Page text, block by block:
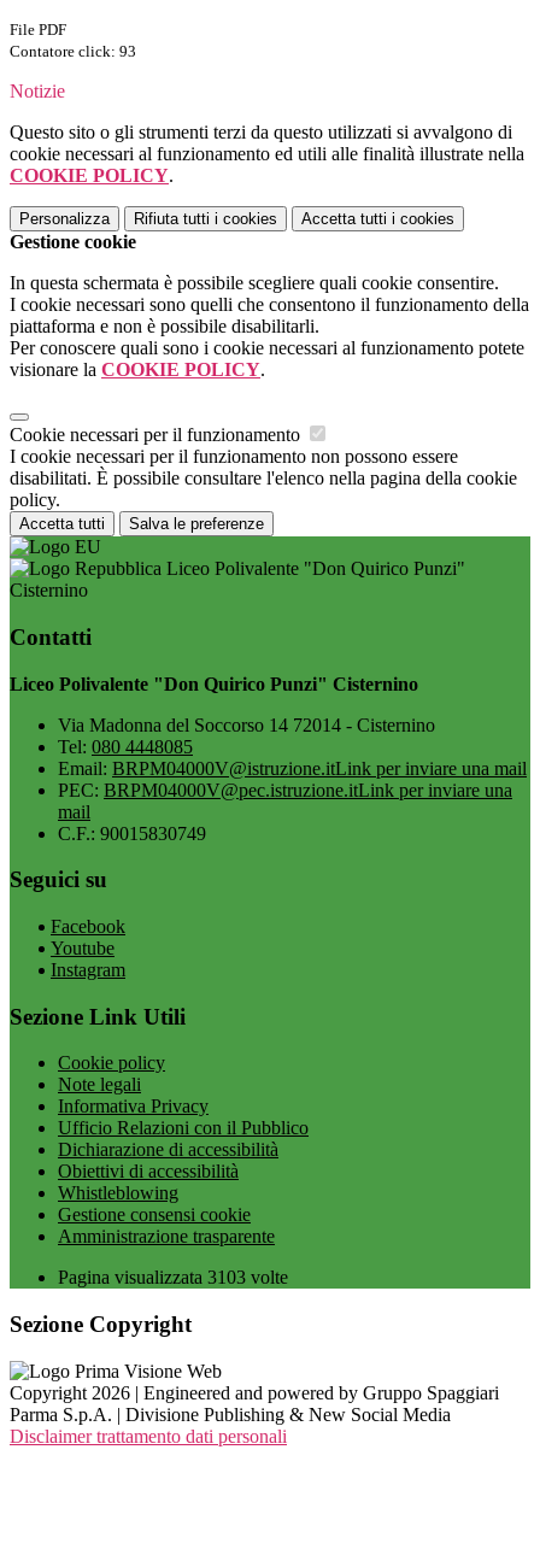
File PDF
Contatore click: 93
Notizie
Questo sito o gli strumenti terzi da questo utilizzati si avvalgono di
cookie necessari al funzionamento ed utili alle finalità illustrate nella
COOKIE POLICY.
Personalizza Rifiuta tutti i cookies Accetta tutti i cookies
Gestione cookie
In questa schermata è possibile scegliere quali cookie consentire.
I cookie necessari sono quelli che consentono il funzionamento della
piattaforma e non è possibile disabilitarli.
Per conoscere quali sono i cookie necessari al funzionamento potete
visionare la COOKIE POLICY.
Cookie necessari per il funzionamento
I cookie necessari per il funzionamento non possono essere
disabilitati. È possibile consultare l'elenco nella pagina della cookie
policy.
Accetta tutti Salva le preferenze
Liceo Polivalente "Don Quirico Punzi"
Cisternino
Contatti
Liceo Polivalente "Don Quirico Punzi" Cisternino
Via Madonna del Soccorso 14 72014 - Cisternino
Tel: 080 4448085
Email: BRPM04000V@istruzione.itLink per inviare una mail
PEC: BRPM04000V@pec.istruzione.itLink per inviare una
mail
C.F.: 90015830749
Seguici su
Facebook
Youtube
Instagram
Sezione Link Utili
Cookie policy
Note legali
Informativa Privacy
Ufficio Relazioni con il Pubblico
Dichiarazione di accessibilità
Obiettivi di accessibilità
Whistleblowing
Gestione consensi cookie
Amministrazione trasparente
Pagina visualizzata 3103 volte
Sezione Copyright
Copyright 2026 | Engineered and powered by Gruppo Spaggiari
Parma S.p.A. | Divisione Publishing & New Social Media
Disclaimer trattamento dati personali